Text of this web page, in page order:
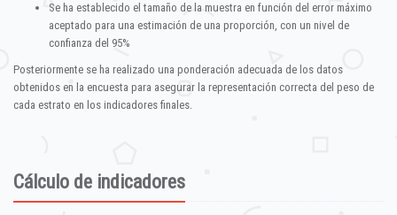
Se ha establecido el tamaño de la muestra en función del error máximo
aceptado para una estimación de una proporción, con un nivel de
confianza del 95%
Posteriormente se ha realizado una ponderación adecuada de los datos
obtenidos en la encuesta para asegurar la representación correcta del peso de
cada estrato en los indicadores finales.
Cálculo de indicadores